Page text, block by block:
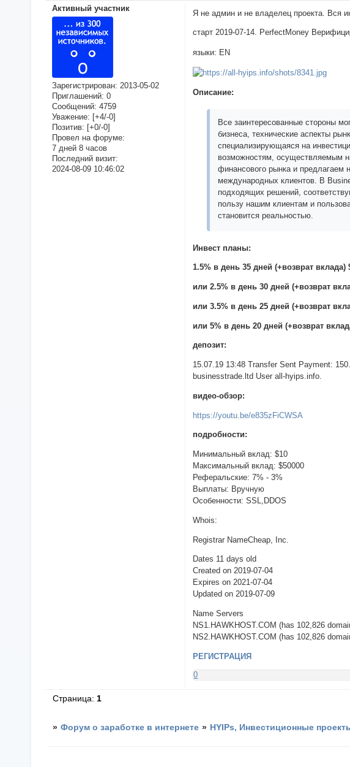
Активный участник
Зарегистрирован: 2013-05-02
Приглашений: 0
Сообщений: 4759
Уважение: [+4/-0]
Позитив: [+0/-0]
Провел на форуме:
7 дней 8 часов
Последний визит:
2024-08-09 10:46:02
Я не админ и не владелец проекта. Вся
старт 2019-07-14. PerfectMoney
языки: EN
Описание:
Все заинтересованные стороны
бизнеса, технические аспекты
специализирующаяся на
возможностям, осуществляемым
финансового рынка и предлагаем
международных клиентов. В
подходящих решений,
пользу нашим клиентам и
становится реальностью.
Инвест планы:
1.5% в день 35 дней (+возврат вклада)
или 2.5% в день 30 дней (+возврат
или 3.5% в день 25 дней (+возврат
или 5% в день 20 дней (+возврат
депозит:
15.07.19 13:48 Transfer Sent Payment:
businesstrade.ltd User all-hyips.info.
видео-обзор:
https://youtu.be/e835zFiCWSA
подробности:
Минимальный вклад: $10
Максимальный вклад: $50000
Реферальские: 7% - 3%
Выплаты: Вручную
Особенности: SSL,DDOS
Whois:
Registrar NameCheap, Inc.
Dates 11 days old
Created on 2019-07-04
Expires on 2021-07-04
Updated on 2019-07-09
Name Servers
NS1.HAWKHOST.COM (has 102,826
NS2.HAWKHOST.COM (has 102,826
РЕГИСТРАЦИЯ
0
Страница: 1
» Форум о заработке в интернете » HYIPs, Инвестиционные